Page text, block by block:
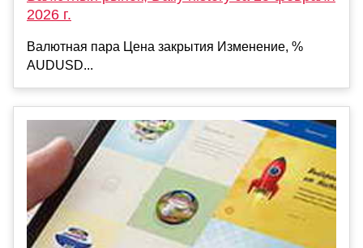
2026 г.
Валютная пара Цена закрытия Изменение, %
AUDUSD...